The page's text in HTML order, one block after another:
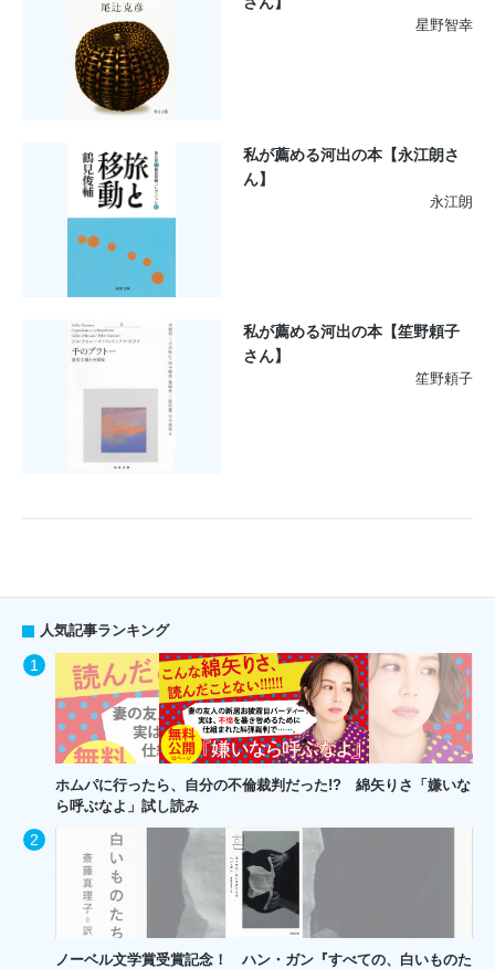
星野智幸
私が薦める河出の本【永江朗さ
ん】
永江朗
私が薦める河出の本【笙野頼子
さん】
笙野頼子
人気記事ランキング
ホムパに行ったら、自分の不倫裁判だった!? 綿矢りさ「嫌いな
ら呼ぶなよ」試し読み
ノーベル文学賞受賞記念！ ハン・ガン『すべての、白いものた